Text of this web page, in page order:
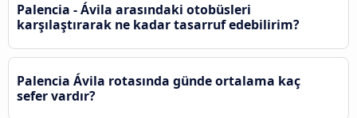
Palencia - Ávila‎ arasındaki otobüsleri
karşılaştırarak ne kadar tasarruf edebilirim?
Palencia Ávila‎ rotasında günde ortalama kaç
sefer vardır?